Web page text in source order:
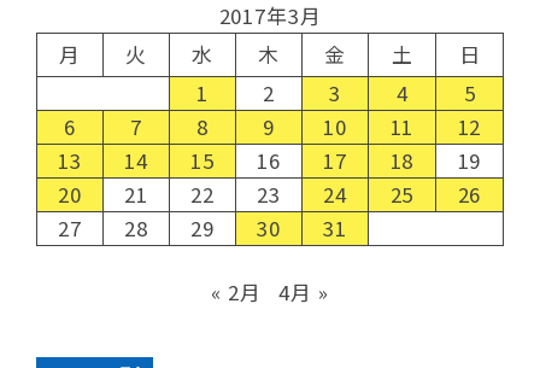
2017年3月
月
火 水 木 金 土
日
1
2 3 4
5
6
7 8 9 10 11
12
13
14 15 16 17 18
19
20
21 22 23 24 25
26
27
28 29 30 31
« 2月 4月 »